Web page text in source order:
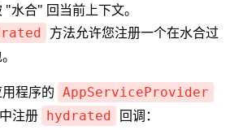
水合" 回当前上下文。
方法允许您注册一个在水合过
程序的 AppServiceProvider
注册 hydrated 回调：